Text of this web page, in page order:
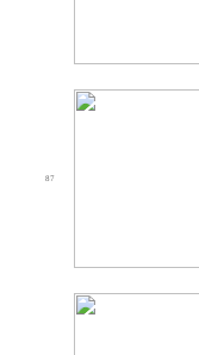
87